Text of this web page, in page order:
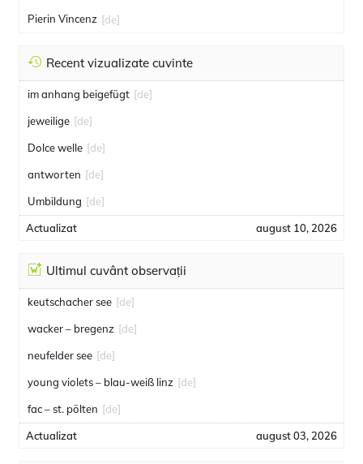
Pierin Vincenz [de]
Recent vizualizate cuvinte
im anhang beigefügt [de]
jeweilige [de]
Dolce welle [de]
antworten [de]
Umbildung [de]
Actualizat august 10, 2026
Ultimul cuvânt observații
keutschacher see [de]
wacker – bregenz [de]
neufelder see [de]
young violets – blau-weiß linz [de]
fac – st. pölten [de]
Actualizat august 03, 2026